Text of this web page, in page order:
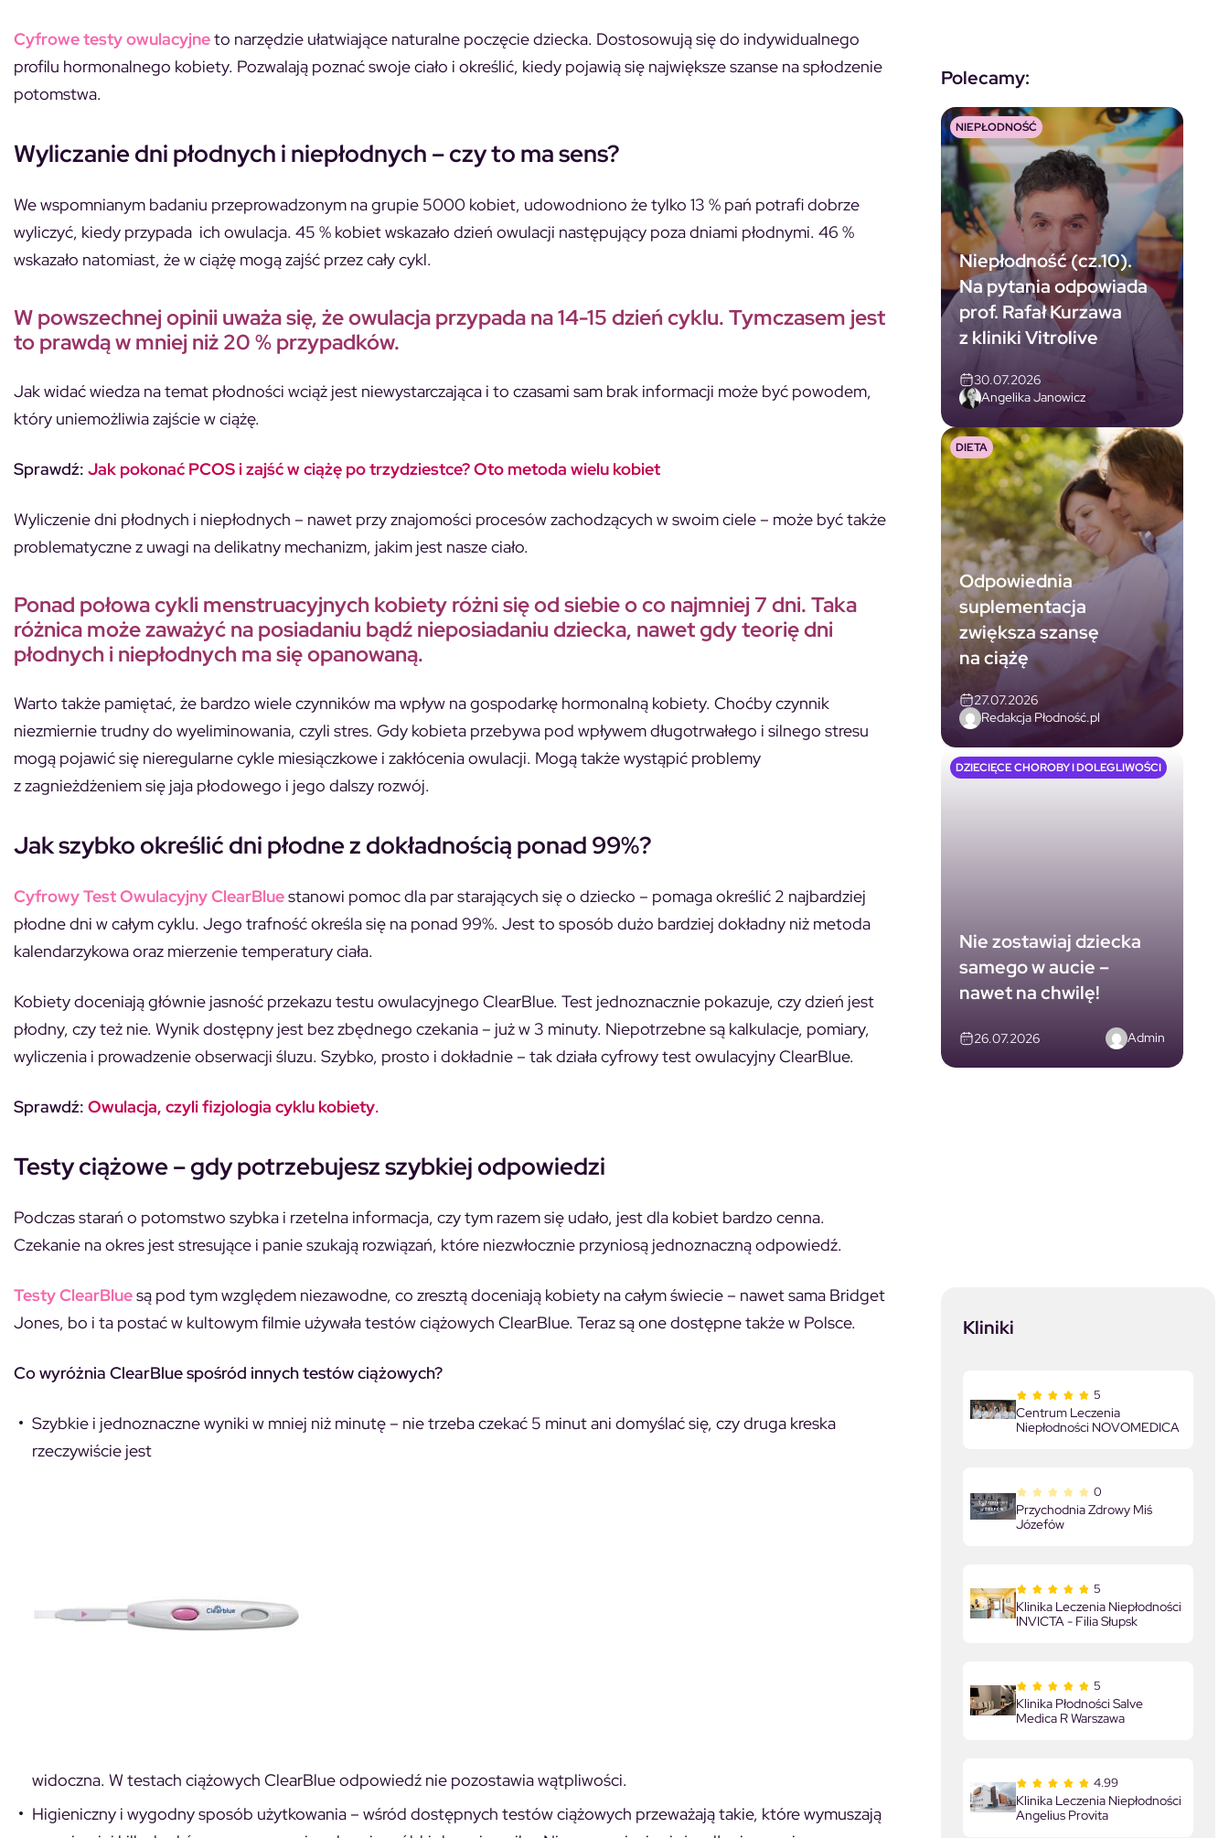
Cyfrowe testy owulacyjneto narzędzie ułatwiające naturalne poczęcie dziecka. Dostosowują się do indywidualnego
profilu hormonalnego kobiety. Pozwalają poznać swoje ciało i określić, kiedy pojawią się największe szanse na spłodzenie
potomstwa.
Wyliczanie dni płodnych i niepłodnych – czy to ma sens?
We wspomnianym badaniu przeprowadzonym na grupie 5000 kobiet, udowodniono że tylko 13 % pań potrafi dobrze
wyliczyć, kiedy przypada ich owulacja. 45 % kobiet wskazało dzień owulacji następujący poza dniami płodnymi. 46 %
wskazało natomiast, że w ciążę mogą zajść przez cały cykl.
W powszechnej opinii uważa się, że owulacja przypada na 14-15 dzień cyklu. Tymczasem jest
to prawdą w mniej niż 20 % przypadków.
Jak widać wiedza na temat płodności wciąż jest niewystarczająca i to czasami sam brak informacji może być powodem,
który uniemożliwia zajście w ciążę.
Sprawdź: Jak pokonać PCOS i zajść w ciążę po trzydziestce? Oto metoda wielu kobiet
Wyliczenie dni płodnych i niepłodnych – nawet przy znajomości procesów zachodzących w swoim ciele – może być także
problematyczne z uwagi na delikatny mechanizm, jakim jest nasze ciało.
Ponad połowa cykli menstruacyjnych kobiety różni się od siebie o co najmniej 7 dni. Taka
różnica może zaważyć na posiadaniu bądź nieposiadaniu dziecka, nawet gdy teorię dni
płodnych i niepłodnych ma się opanowaną.
Warto także pamiętać, że bardzo wiele czynników ma wpływ na gospodarkę hormonalną kobiety. Choćby czynnik
niezmiernie trudny do wyeliminowania, czyli stres. Gdy kobieta przebywa pod wpływem długotrwałego i silnego stresu
mogą pojawić się nieregularne cykle miesiączkowe i zakłócenia owulacji. Mogą także wystąpić problemy
z zagnieżdżeniem się jaja płodowego i jego dalszy rozwój.
Jak szybko określić dni płodne z dokładnością ponad 99%?
Cyfrowy Test Owulacyjny ClearBluestanowi pomoc dla par starających się o dziecko – pomaga określić 2 najbardziej
płodne dni w całym cyklu. Jego trafność określa się na ponad 99%. Jest to sposób dużo bardziej dokładny niż metoda
kalendarzykowa oraz mierzenie temperatury ciała.
Kobiety doceniają głównie jasność przekazu testu owulacyjnego ClearBlue. Test jednoznacznie pokazuje, czy dzień jest
płodny, czy też nie. Wynik dostępny jest bez zbędnego czekania – już w 3 minuty. Niepotrzebne są kalkulacje, pomiary,
wyliczenia i prowadzenie obserwacji śluzu. Szybko, prosto i dokładnie – tak działa cyfrowy test owulacyjny ClearBlue.
Sprawdź: Owulacja, czyli fizjologia cyklu kobiety.
Testy ciążowe – gdy potrzebujesz szybkiej odpowiedzi
Podczas starań o potomstwo szybka i rzetelna informacja, czy tym razem się udało, jest dla kobiet bardzo cenna.
Czekanie na okres jest stresujące i panie szukają rozwiązań, które niezwłocznie przyniosą jednoznaczną odpowiedź.
Testy ClearBluesą pod tym względem niezawodne, co zresztą doceniają kobiety na całym świecie – nawet sama Bridget
Jones, bo i ta postać w kultowym filmie używała testów ciążowych ClearBlue. Teraz są one dostępne także w Polsce.
Co wyróżnia ClearBlue spośród innych testów ciążowych?
Szybkie i jednoznaczne wyniki w mniej niż minutę – nie trzeba czekać 5 minut ani domyślać się, czy druga kreska
rzeczywiście jest
widoczna. W testach ciążowych ClearBlue odpowiedź nie pozostawia wątpliwości.
Higieniczny i wygodny sposób użytkowania – wśród dostępnych testów ciążowych przeważają takie, które wymuszają
Polecamy:
Niepłodność (cz.10).
Na pytania odpowiada
prof. Rafał Kurzawa
z kliniki Vitrolive
30.07.2026
Angelika Janowicz
NIEPŁODNOŚĆ
Odpowiednia
suplementacja
zwiększa szansę
na ciążę
27.07.2026
Redakcja Płodność.pl
DIETA
Nie zostawiaj dziecka
samego w aucie –
nawet na chwilę!
26.07.2026 Admin
DZIECIĘCE CHOROBY I DOLEGLIWOŚCI
Kliniki
5
Centrum Leczenia
Niepłodności NOVOMEDICA
0
Przychodnia Zdrowy Miś
Józefów
5
Klinika Leczenia Niepłodności
INVICTA - Filia Słupsk
5
Klinika Płodności Salve
Medica R Warszawa
4.99
Klinika Leczenia Niepłodności
Angelius Provita